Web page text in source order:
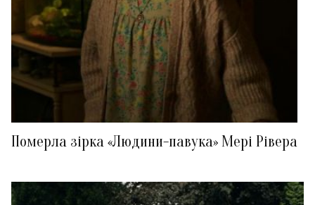
Померла зірка «Людини-павука» Мері Рівера